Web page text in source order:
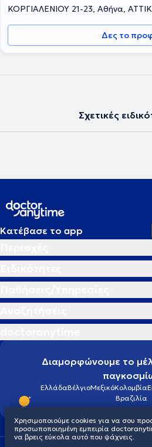
ΚΟΡΓΙΑΛΕΝΙΟΥ 21-23, Αθήνα,
Δες το
Σχετικές
Κατέβασε το app
Διαμορφώνουμε το
ΕλλάδαΒέλγιοΜεξικόΚολομβία
Βραζιλία
Χρησιμοποιούμε cookies για να σου
προσωποποιημένη εμπειρία
να βρεις εύκολα αυτό που ψάχνεις.